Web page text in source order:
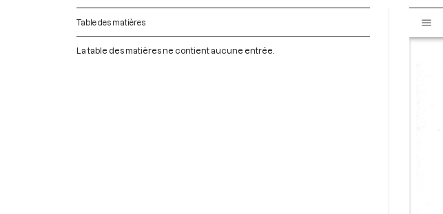
Table des matières
La table des matières ne contient aucune entrée.
s